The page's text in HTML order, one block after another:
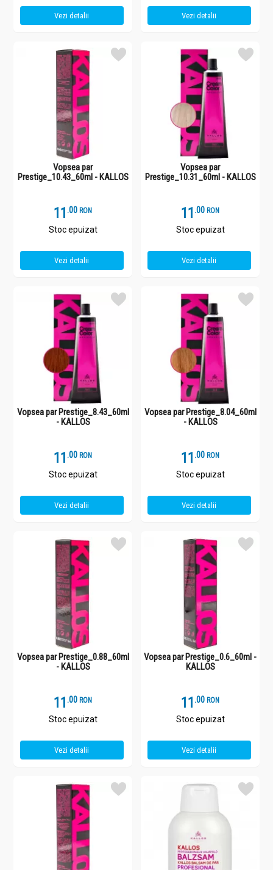
Vezi detalii Vezi detalii
Vopsea par
Prestige_10.43_60ml - KALLOS
11 .0 RON
Stoc epuizat
Vezi detalii
Vopsea par
Prestige_10.31_60ml - KALLOS
11 .0 RON
Stoc epuizat
Vezi detalii
Vopsea par Prestige_8.43_60ml
- KALLOS
11 .0 RON
Stoc epuizat
Vezi detalii
Vopsea par Prestige_8.04_60ml
- KALLOS
11 .0 RON
Stoc epuizat
Vezi detalii
Vopsea par Prestige_0.88_60ml
- KALLOS
11 .0 RON
Stoc epuizat
Vezi detalii
Vopsea par Prestige_0.6_60ml -
KALLOS
11 .0 RON
Stoc epuizat
Vezi detalii